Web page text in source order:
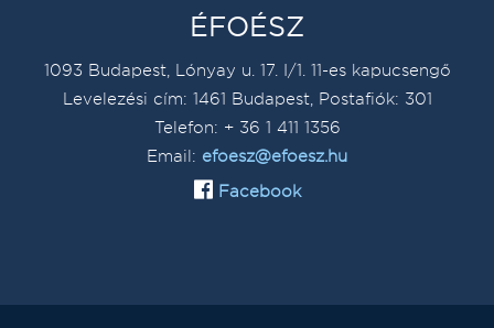
ÉFOÉSZ
1093 Budapest, Lónyay u. 17. I/1. 11-es kapucsengő
Levelezési cím: 1461 Budapest, Postafiók: 301
Telefon: + 36 1 411 1356
Email: efoesz@efoesz.hu
Facebook